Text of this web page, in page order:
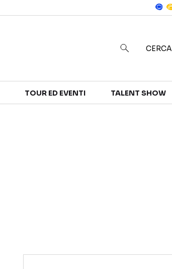
CERCA
TOUR ED EVENTI TALENT SHOW